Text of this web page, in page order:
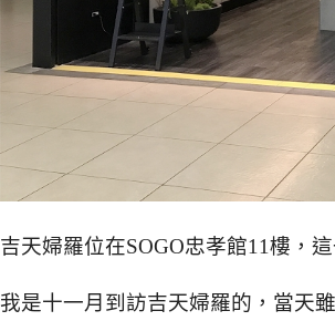
吉天婦羅位在SOGO忠孝館11樓，
我是十一月到訪吉天婦羅的，當天